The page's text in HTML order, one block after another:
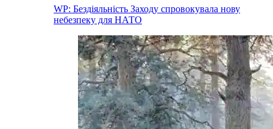
WP: Бездіяльність Заходу спровокувала нову
небезпеку для НАТО